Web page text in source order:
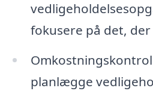
fokusere på det,
planlægge